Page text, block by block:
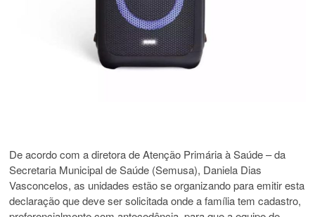
De acordo com a diretora de Atenção Primária à Saúde – da
Secretaria Municipal de Saúde (Semusa), Daniela Dias
Vasconcelos, as unidades estão se organizando para emitir esta
declaração que deve ser solicitada onde a família tem cadastro,